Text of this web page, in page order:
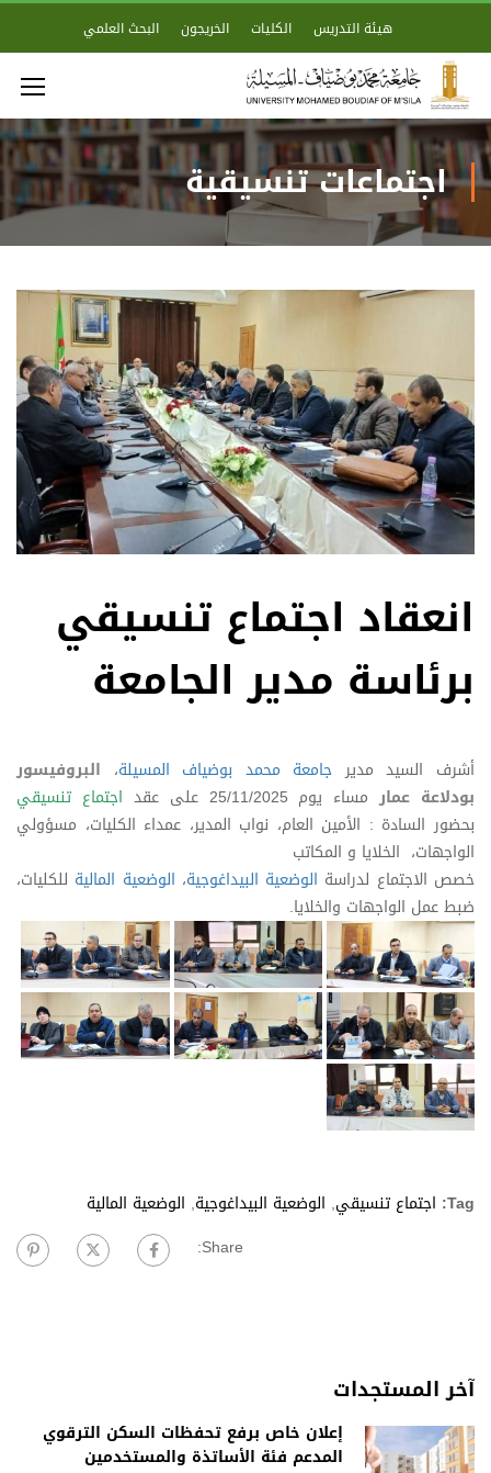
هيئة التدريس الكليات الخريجون البحث العلمي
اجتماعات تنسيقية
انعقاد اجتماع تنسيقي
برئاسة مدير الجامعة
أشرف السيد مدير جامعة محمد بوضياف المسيلة، البروفيسور
بودلاعة عمار مساء يوم 25/11/2025 على عقد
اجتماع تنسيقي
بحضور السادة : الأمين العام، نواب المدير، عمداء الكليات، مسؤولي
الواجهات، الخلايا و المكاتب
خصص الاجتماع لدراسة الوضعية البيداغوجية، الوضعية المالية للكليات،
ضبط عمل الواجهات والخلايا.
Tag: اجتماع تنسيقي, الوضعية البيداغوجية, الوضعية المالية
Share:
آخر المستجدات
إعلان خاص برفع تحفظات السكن الترقوي
المدعم فئة الأساتذة والمستخدمين